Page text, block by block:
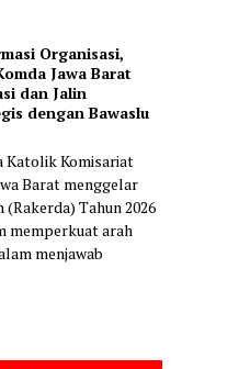
Organisasi,
Jawa Barat
dan Jalin
dengan Bawaslu
Katolik Komisariat
Barat menggelar
(Rakerda) Tahun 2026
memperkuat arah
menjawab